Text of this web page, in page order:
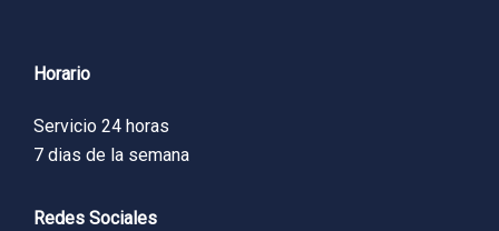
Horario
Servicio 24 horas
7 dias de la semana
Redes Sociales